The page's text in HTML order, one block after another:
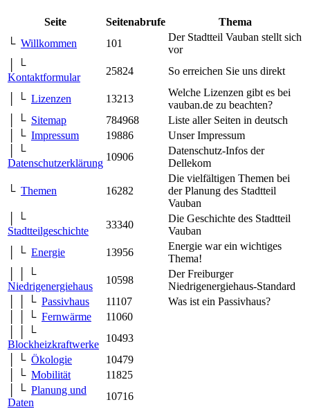
Seite Seitenabrufe
Thema
└ Willkommen 101
Der Stadtteil Vauban stellt sich
vor
│ └
Kontaktformular
25824 So erreichen Sie uns direkt
│ └ Lizenzen 13213
Welche Lizenzen gibt es bei
vauban.de zu beachten?
│ └ Sitemap 784968
Liste aller Seiten in deutsch
│ └ Impressum 19886
Unser Impressum
│ └
Datenschutzerklärung
10906
Datenschutz-Infos der
Dellekom
└ Themen 16282
Die vielfältigen Themen bei
der Planung des Stadtteil
Vauban
│ └
Stadtteilgeschichte
33340
Die Geschichte des Stadtteil
Vauban
│ └ Energie 13956
Energie war ein wichtiges
Thema!
│ │ └
Niedrigenergiehaus
10598
Der Freiburger
Niedrigenergiehaus-Standard
│ │ └ Passivhaus 11107
Was ist ein Passivhaus?
│ │ └ Fernwärme
11060
│ │ └
Blockheizkraftwerke
10493
│ └ Ökologie
10479
│ └ Mobilität
11825
│ └ Planung und
Daten
10716